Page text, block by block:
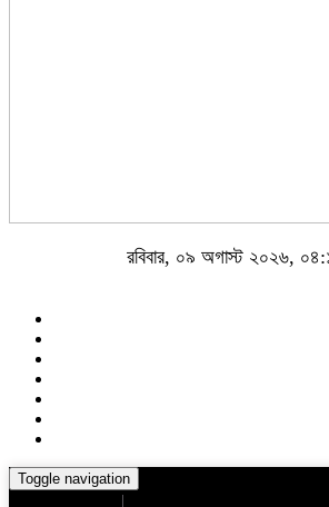
রবিবার, ০৯ অগাস্ট ২০২৬,
Toggle navigation